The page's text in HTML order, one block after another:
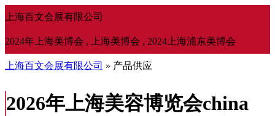
上海百文会展有限公司
2024年上海美博会 , 上海美博会 , 2024上海浦东美博会
上海百文会展有限公司 » 产品供应
2026年上海美容博览会china